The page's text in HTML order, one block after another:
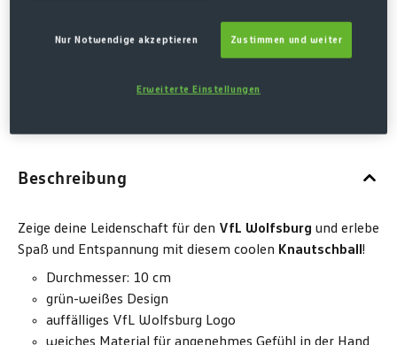
IN DEN WARENKORB
Beschreibung
Zeige deine Leidenschaft für den VfL Wolfsburg und erlebe
Spaß und Entspannung mit diesem coolen Knautschball !
Durchmesser: 10 cm
grün-weißes Design
auffälliges VfL Wolfsburg Logo
weiches Material für angenehmes Gefühl in der Hand
Nur Notwendige akzeptieren Zustimmen und weiter
Erweiterte Einstellungen